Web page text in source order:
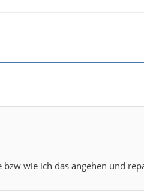
wie ich das angehen und